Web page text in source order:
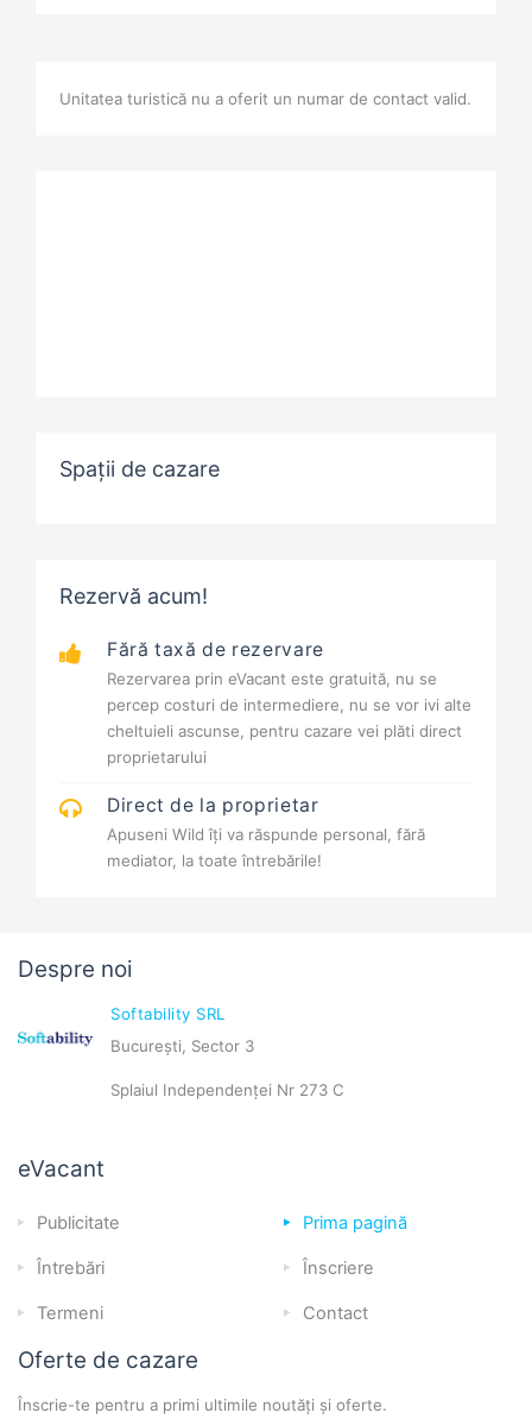
Unitatea turistică nu a oferit un numar de contact valid.
Spații de cazare
Rezervă acum!
Fără taxă de rezervare
Rezervarea prin eVacant este gratuită, nu se
percep costuri de intermediere, nu se vor ivi alte
cheltuieli ascunse, pentru cazare vei plăti direct
proprietarului
Direct de la proprietar
Apuseni Wild îți va răspunde personal, fără
mediator, la toate întrebările!
Despre noi
Softability SRL
București, Sector 3
Splaiul Independenței Nr 273 C
eVacant
Publicitate Prima pagină
Întrebări Înscriere
Termeni Contact
Oferte de cazare
Înscrie-te pentru a primi ultimile noutăți și oferte.